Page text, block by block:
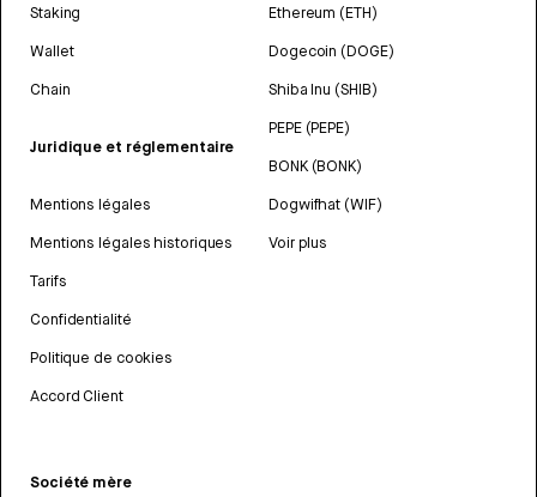
Staking
Wallet
Chain
Juridique et réglementaire
Mentions légales
Mentions légales historiques
Tarifs
Confidentialité
Politique de cookies
Accord Client
Ethereum (ETH)
Dogecoin (DOGE)
Shiba Inu (SHIB)
PEPE (PEPE)
BONK (BONK)
Dogwifhat (WIF)
Voir plus
Société mère